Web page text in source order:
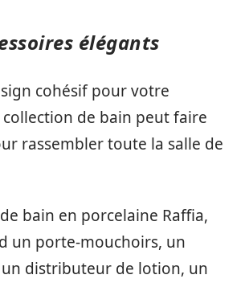
élégants
cohésif pour votre
de bain peut faire
rassembler toute la salle de
bain en porcelaine Raffia,
un porte-mouchoirs, un
distributeur de lotion, un